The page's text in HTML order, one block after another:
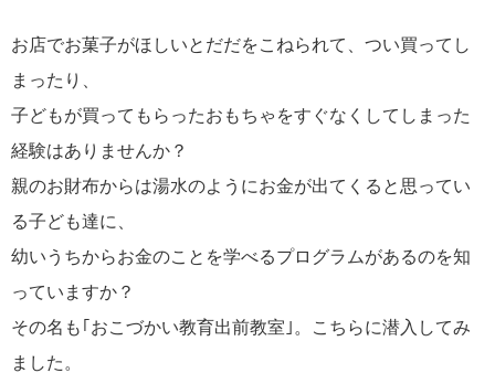
お店でお菓子がほしいとだだをこねられて、つい買ってし
まったり、
子どもが買ってもらったおもちゃをすぐなくしてしまった
経験はありませんか？
親のお財布からは湯水のようにお金が出てくると思ってい
る子ども達に、
幼いうちからお金のことを学べるプログラムがあるのを知
っていますか？
その名も｢おこづかい教育出前教室｣。こちらに潜入してみ
ました。